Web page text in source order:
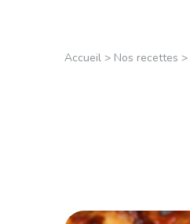
Accueil > Nos recettes >